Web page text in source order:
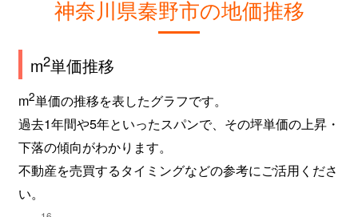
神奈川県秦野市の地価推移
m2単価推移
m2単価の推移を表したグラフです。
過去1年間や5年といったスパンで、その坪単価の上昇・
下落の傾向がわかります。
不動産を売買するタイミングなどの参考にご活用くださ
い。